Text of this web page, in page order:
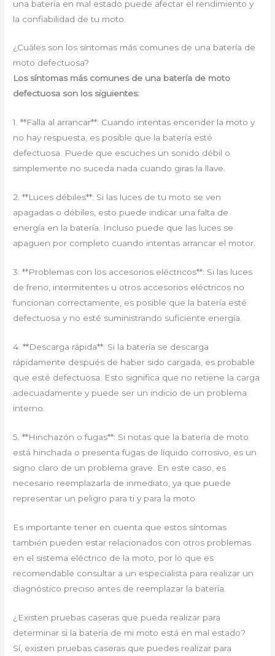
una batería en mal estado puede afectar el rendimiento y
la confiabilidad de tu moto.
¿Cuáles son los síntomas más comunes de una batería de
moto defectuosa?
Los síntomas más comunes de una batería de moto
defectuosa son los siguientes:
1. **Falla al arrancar**: Cuando intentas encender la moto y
no hay respuesta, es posible que la batería esté
defectuosa. Puede que escuches un sonido débil o
simplemente no suceda nada cuando giras la llave.
2. **Luces débiles**: Si las luces de tu moto se ven
apagadas o débiles, esto puede indicar una falta de
energía en la batería. Incluso puede que las luces se
apaguen por completo cuando intentas arrancar el motor.
3. **Problemas con los accesorios eléctricos**: Si las luces
de freno, intermitentes u otros accesorios eléctricos no
funcionan correctamente, es posible que la batería esté
defectuosa y no esté suministrando suficiente energía.
4. **Descarga rápida**: Si la batería se descarga
rápidamente después de haber sido cargada, es probable
que esté defectuosa. Esto significa que no retiene la carga
adecuadamente y puede ser un indicio de un problema
interno.
5. **Hinchazón o fugas**: Si notas que la batería de moto
está hinchada o presenta fugas de líquido corrosivo, es un
signo claro de un problema grave. En este caso, es
necesario reemplazarla de inmediato, ya que puede
representar un peligro para ti y para la moto.
Es importante tener en cuenta que estos síntomas
también pueden estar relacionados con otros problemas
en el sistema eléctrico de la moto, por lo que es
recomendable consultar a un especialista para realizar un
diagnóstico preciso antes de reemplazar la batería.
¿Existen pruebas caseras que pueda realizar para
determinar si la batería de mi moto está en mal estado?
Sí, existen pruebas caseras que puedes realizar para